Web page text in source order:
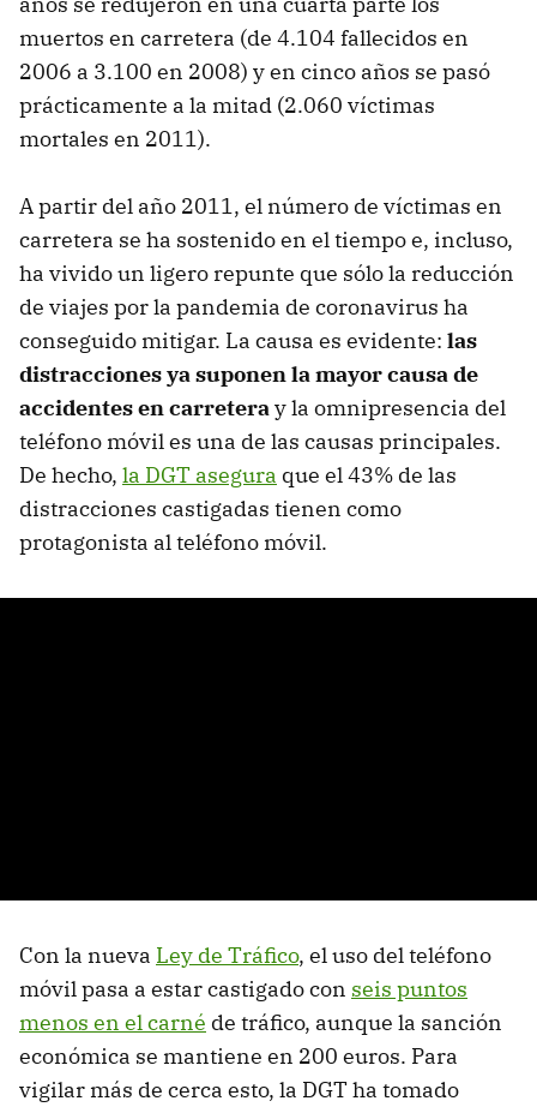
muertos en carretera (de 4.104 fallecidos en
2006 a 3.100 en 2008) y en cinco años se pasó
prácticamente a la mitad (2.060 víctimas
mortales en 2011).
A partir del año 2011, el número de víctimas en
carretera se ha sostenido en el tiempo e, incluso,
ha vivido un ligero repunte que sólo la reducción
de viajes por la pandemia de coronavirus ha
conseguido mitigar. La causa es evidente: las
distracciones ya suponen la mayor causa de
accidentes en carretera y la omnipresencia del
teléfono móvil es una de las causas principales.
De hecho, la DGT asegura que el 43% de las
distracciones castigadas tienen como
protagonista al teléfono móvil.
Con la nueva Ley de Tráfico, el uso del teléfono
móvil pasa a estar castigado con seis puntos
menos en el carné de tráfico, aunque la sanción
económica se mantiene en 200 euros. Para
vigilar más de cerca esto, la DGT ha tomado